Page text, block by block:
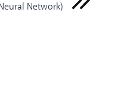
Network)